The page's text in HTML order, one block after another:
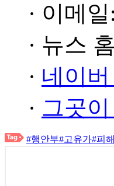
· 이메일:
· 뉴스
· 네이
· 그곳
#행안부#고유가#피